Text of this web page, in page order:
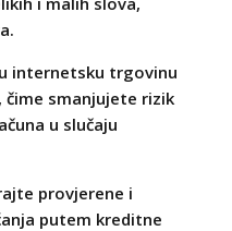
internetsku trgovinu
smanjujete rizik
u slučaju
provjerene i
putem kreditne